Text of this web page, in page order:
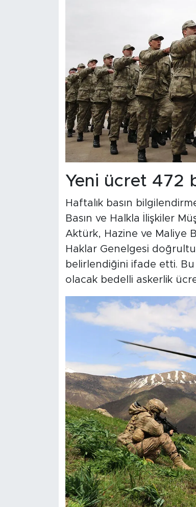
Yeni ücret 472
Haftalık basın
Basın ve Halkla İlişkiler
Aktürk, Hazine ve Maliye
Haklar Genelgesi
belirlendiğini ifade etti. Bu
olacak bedelli askerlik